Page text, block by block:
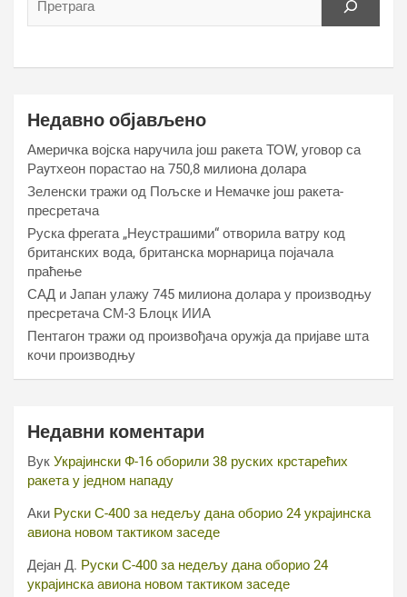
Недавно објављено
Америчка војска наручила још ракета ТОW, уговор са
Раyтхеон порастао на 750,8 милиона долара
Зеленски тражи од Пољске и Немачке још ракета-
пресретача
Руска фрегата „Неустрашими“ отворила ватру код
британских вода, британска морнарица појачала
праћење
САД и Јапан улажу 745 милиона долара у производњу
пресретача СМ-3 Блоцк ИИА
Пентагон тражи од произвођача оружја да пријаве шта
кочи производњу
Недавни коментари
Вук Украјински Ф-16 оборили 38 руских крстарећих
ракета у једном нападу
Аки Руски С-400 за недељу дана оборио 24 украјинска
авиона новом тактиком заседе
Дејан Д. Руски С-400 за недељу дана оборио 24
украјинска авиона новом тактиком заседе